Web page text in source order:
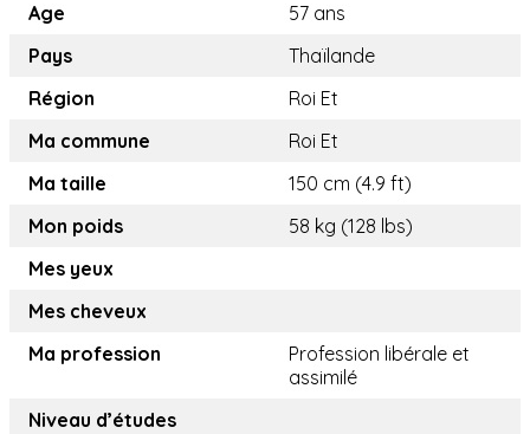
Age
57 ans
Pays
Thaïlande
Région
Roi Et
Ma commune
Roi Et
Ma taille
150 cm (4.9 ft)
Mon poids
58 kg (128 lbs)
Mes yeux
Mes cheveux
Ma profession
Profession libérale et
assimilé
Niveau d’études